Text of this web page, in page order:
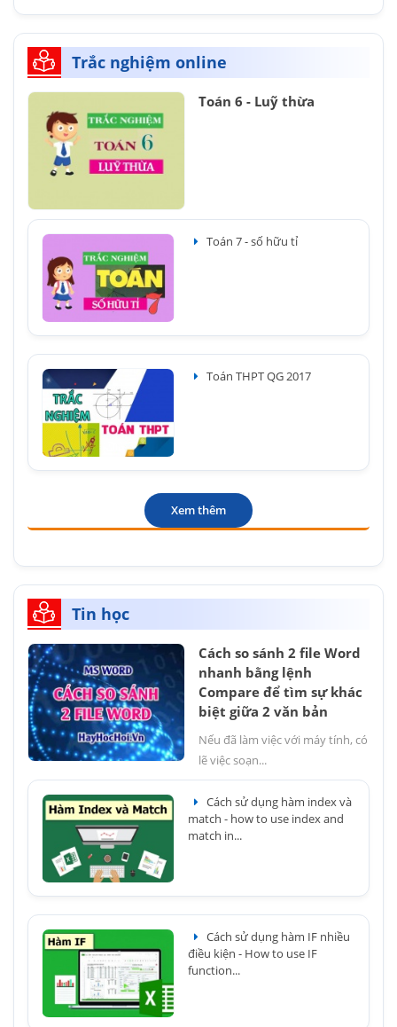
Trắc nghiệm online
Toán 6 - Luỹ thừa
Toán 7 - số hữu tỉ
Toán THPT QG 2017
Xem thêm
Tin học
Cách so sánh 2 file Word
nhanh bằng lệnh
Compare để tìm sự khác
biệt giữa 2 văn bản
Nếu đã làm việc với máy tính, có
lẽ việc soạn...
Cách sử dụng hàm index và
match - how to use index and
match in...
Cách sử dụng hàm IF nhiều
điều kiện - How to use IF
function...